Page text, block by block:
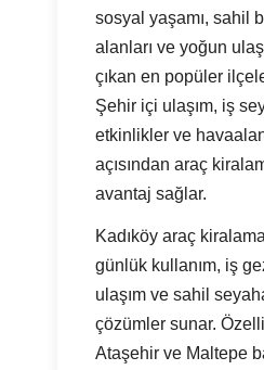
sosyal yaşamı, sahil
alanları ve yoğun
çıkan en popüler
Şehir içi ulaşım, iş
etkinlikler ve
açısından araç
avantaj sağlar.
Kadıköy araç
günlük kullanım, iş
ulaşım ve sahil
çözümler sunar.
Ataşehir ve Maltepe